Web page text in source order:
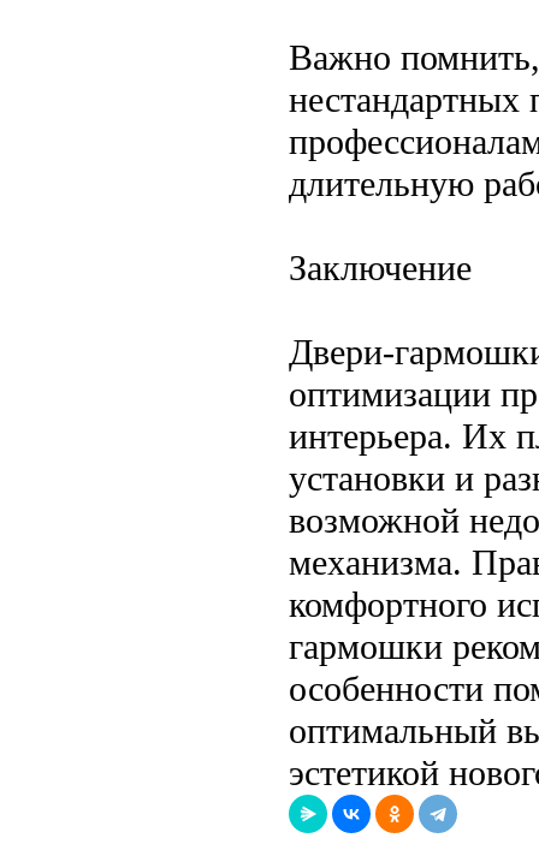
Важно
нестандартных
длительную
Заключение
Двери-
оптимизации
интерьера. Их
установки и
возможной
механизма.
комфортного
гармошки
особенности
оптимальный
эстетикой